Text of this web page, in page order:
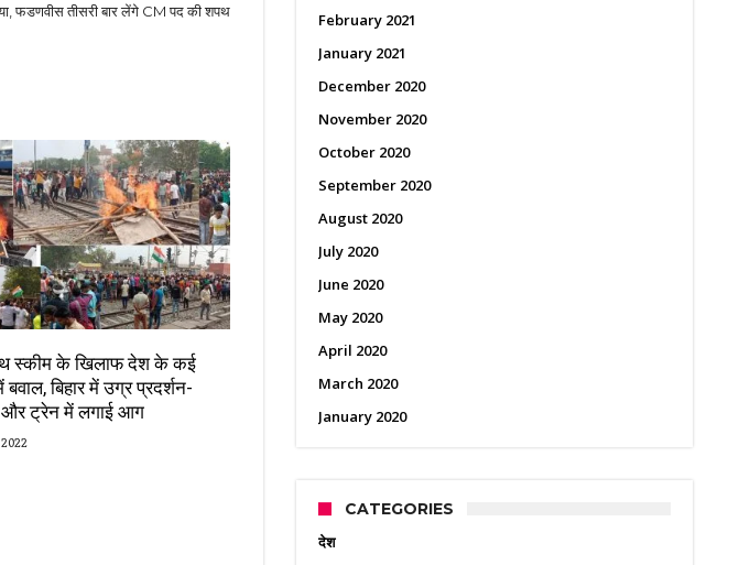
फडणवीस तीसरी बार लेंगे CM पद की शपथ
स्कीम के खिलाफ देश के कई
बवाल, बिहार में उग्र प्रदर्शन-
और ट्रेन में लगाई आग
February 2021
January 2021
December 2020
November 2020
October 2020
September 2020
August 2020
July 2020
June 2020
May 2020
April 2020
March 2020
January 2020
CATEGORIES
देश